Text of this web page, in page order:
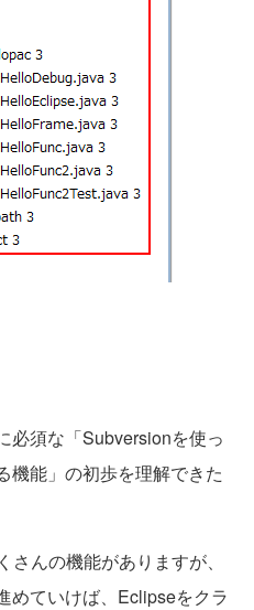
須な「Subversionを使っ
機能」の初歩を理解できた
んの機能がありますが、
めていけば、Eclipseをクラ